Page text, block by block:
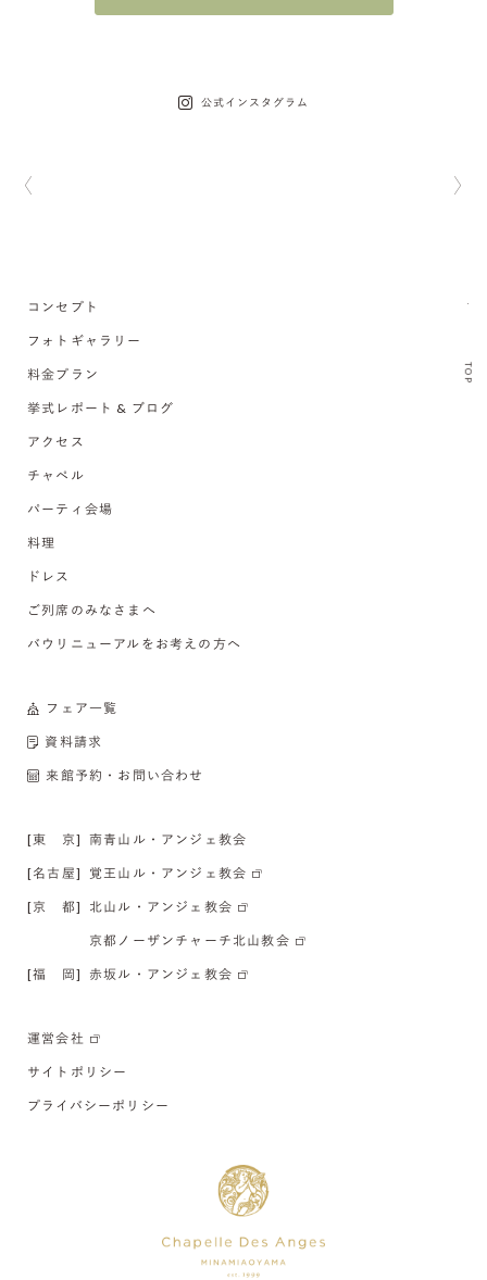
公式インスタグラム
TOP
コンセプト
フォトギャラリー
料金プラン
挙式レポート & ブログ
アクセス
チャペル
パーティ会場
料理
ドレス
ご列席のみなさまへ
バウリニューアルをお考えの方へ
フェア一覧
資料請求
来館予約・お問い合わせ
[東 京] 南青山ル・アンジェ教会
[名古屋] 覚王山ル・アンジェ教会
[京 都] 北山ル・アンジェ教会
京都ノーザンチャーチ北山教会
[福 岡] 赤坂ル・アンジェ教会
運営会社
サイトポリシー
プライバシーポリシー